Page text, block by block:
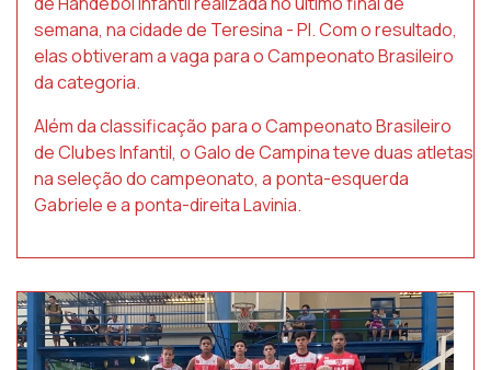
semana, na cidade de Teresina - PI. Com o resultado,
elas obtiveram a vaga para o Campeonato Brasileiro
da categoria.
Além da classificação para o Campeonato Brasileiro
de Clubes Infantil, o Galo de Campina teve duas atletas
na seleção do campeonato, a ponta-esquerda
Gabriele e a ponta-direita Lavinia.